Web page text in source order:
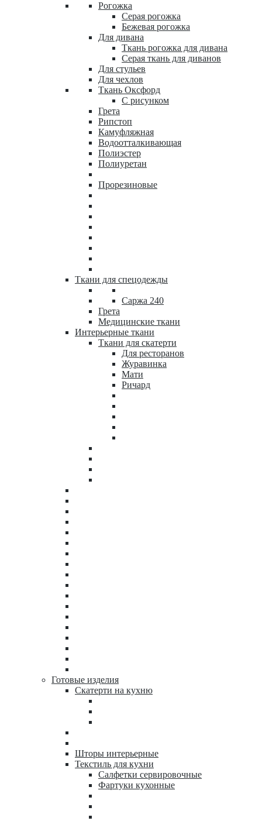
Рогожка
Серая рогожка
Бежевая рогожка
Для дивана
Ткань рогожка для дивана
Серая ткань для диванов
Для стульев
Для чехлов
Ткань Оксфорд
С рисунком
Грета
Рипстоп
Камуфляжная
Водоотталкивающая
Полиэстер
Полиуретан
Прорезиновые
Ткани для спецодежды
Саржа 240
Грета
Медицинские ткани
Интерьерные ткани
Ткани для скатерти
Для ресторанов
Журавинка
Мати
Ричард
Готовые изделия
Скатерти на кухню
Шторы интерьерные
Текстиль для кухни
Салфетки сервировочные
Фартуки кухонные